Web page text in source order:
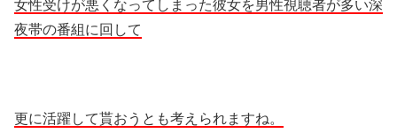
女性受けが悪くなってしまった彼女を男性視聴者が多い深
夜帯の番組に回して
更に活躍して貰おうとも考えられますね。